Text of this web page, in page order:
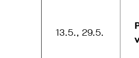
13.5., 29.5.